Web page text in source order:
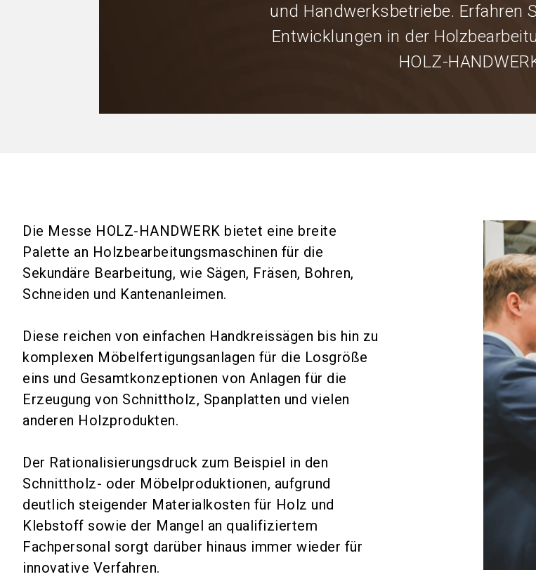
und Handwerksbetriebe. Erfahren
Entwicklungen in der
HOLZ-
Die Messe HOLZ-HANDWERK bietet eine breite
Palette an Holzbearbeitungsmaschinen für die
Sekundäre Bearbeitung, wie Sägen, Fräsen, Bohren,
Schneiden und Kantenanleimen.
Diese reichen von einfachen Handkreissägen bis hin zu
komplexen Möbelfertigungsanlagen für die Losgröße
eins und Gesamtkonzeptionen von Anlagen für die
Erzeugung von Schnittholz, Spanplatten und vielen
anderen Holzprodukten.
Der Rationalisierungsdruck zum Beispiel in den
Schnittholz- oder Möbelproduktionen, aufgrund
deutlich steigender Materialkosten für Holz und
Klebstoff sowie der Mangel an qualifiziertem
Fachpersonal sorgt darüber hinaus immer wieder für
innovative Verfahren.